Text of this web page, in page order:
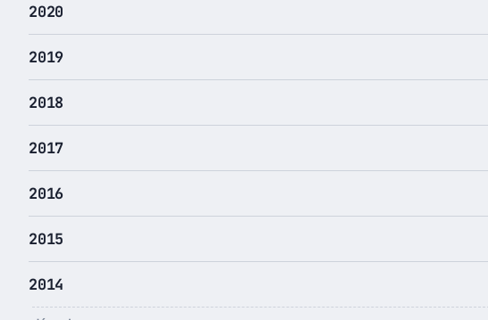
2020
2019
2018
2017
2016
2015
2014